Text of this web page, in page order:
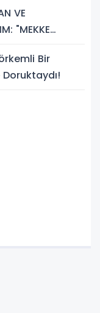
VE
"MEKKE
Bir